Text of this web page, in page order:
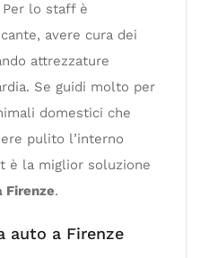
lo staff è
avere cura dei
attrezzature
Se guidi molto per
domestici che
pulito l’interno
è la miglior soluzione
Firenze.
auto a Firenze